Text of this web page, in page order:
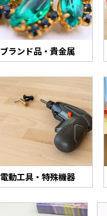
ブランド品・貴金属
電動工具・特殊機器